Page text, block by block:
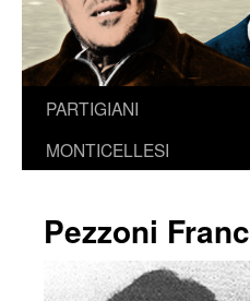
VaiPARTIGIANI
MONTICELLESI
Pezzoni